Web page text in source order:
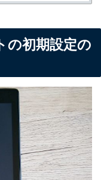
の初期設定の